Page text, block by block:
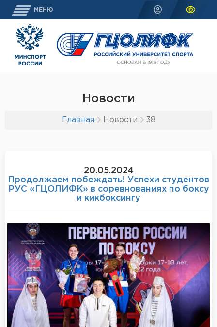
МЕНЮ
Новости
Главная Новости 38
20.05.2024
Продолжаем побеждать! Успехи студентов
РУС «ГЦОЛИФК» в соревнованиях по боксу
и кикбоксингу